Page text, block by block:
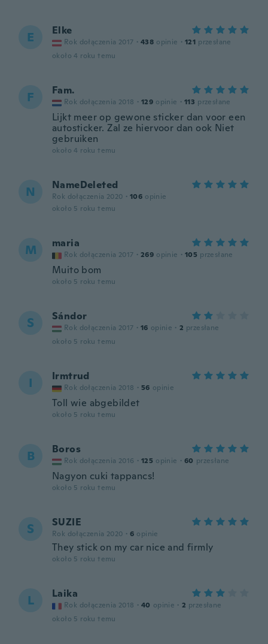
E Elke
Rok dołączenia 2017 · 438 opinie · 121 przesłane
około 4 roku temu
F Fam.
Rok dołączenia 2018 · 129 opinie · 113 przesłane
Lijkt meer op gewone sticker dan voor een
autosticker. Zal ze hiervoor dan ook Niet
gebruiken
około 4 roku temu
N NameDeleted
Rok dołączenia 2020 · 106 opinie
około 5 roku temu
M maria
Rok dołączenia 2017 · 269 opinie · 105 przesłane
Muito bom
około 5 roku temu
S Sándor
Rok dołączenia 2017 · 16 opinie · 2 przesłane
około 5 roku temu
I Irmtrud
Rok dołączenia 2018 · 56 opinie
Toll wie abgebildet
około 5 roku temu
B Boros
Rok dołączenia 2016 · 125 opinie · 60 przesłane
Nagyon cuki tappancs!
około 5 roku temu
S SUZIE
Rok dołączenia 2020 · 6 opinie
They stick on my car nice and firmly
około 5 roku temu
L Laika
Rok dołączenia 2018 · 40 opinie · 2 przesłane
około 5 roku temu